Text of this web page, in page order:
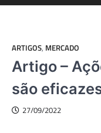
ARTIGOS, MERCADO
Artigo –
são
27/09/2022